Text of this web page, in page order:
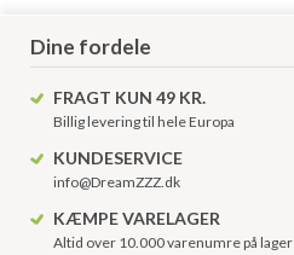
Dine fordele
FRAGT KUN 49 KR.
Billig levering til hele Europa
KUNDESERVICE
info@DreamZZZ.dk
KÆMPE VARELAGER
Altid over 10.000 varenumre på lager